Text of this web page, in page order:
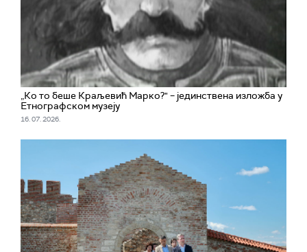
„Ко то беше Краљевић Марко?" – јединствена изложба у
Етнографском музеју
16. 07. 2026.